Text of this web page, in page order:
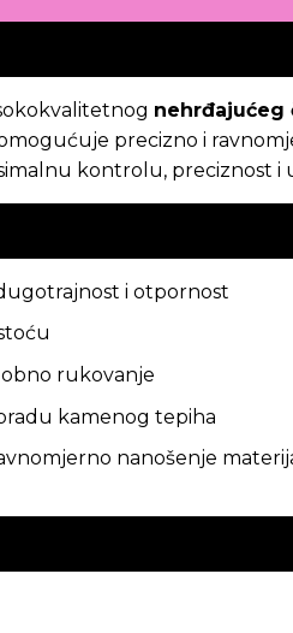
nehrđajućeg
precizno i
kontrolu, preciznost i
i otpornost
rukovanje
kamenog tepiha
nanošenje